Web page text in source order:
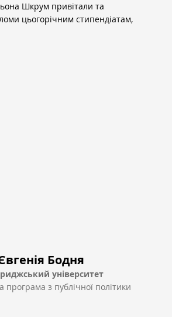
Шкрум привітали та
цьогорічним стипендіатам,
Бодня
університет
програма з публічної політики